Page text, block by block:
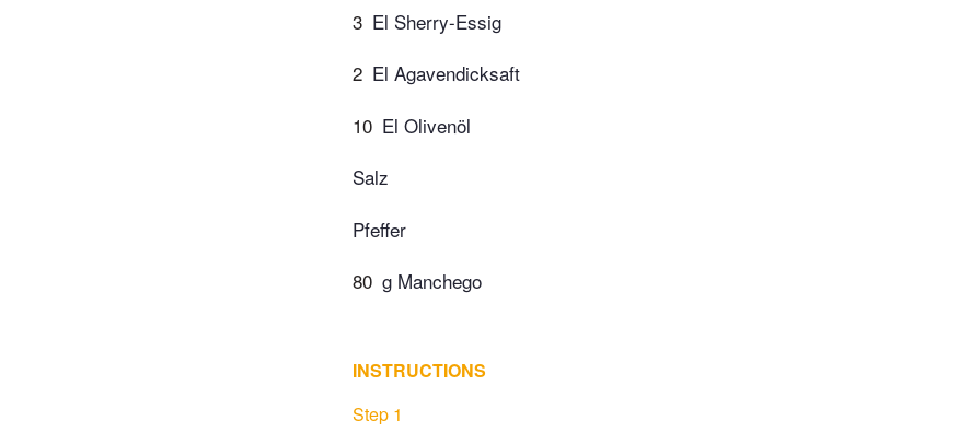
3 El Sherry-Essig
2 El Agavendicksaft
10 El Olivenöl
Salz
Pfeffer
80 g Manchego
INSTRUCTIONS
Step 1